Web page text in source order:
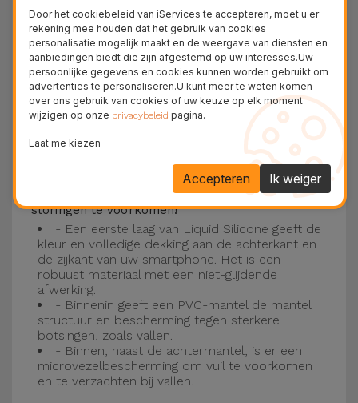
15, 14, 13, 12 onder meer en het nieuwste model
van de Apple, deiPhone 16eniPhone 17.
Drie-laagse bescherming met de
siliconen kappen
Onze iPhone siliconen hoesjes hebben een
robuuste, kwalitatieve constructie met een
drielaagse constructie om ongelukken en
storingen te voorkomen!
- Een eerste laag van Liquid Silicone geeft de
kleur en volledige dekking aan de achterkant en
de zijkant van uw smartphone. Het is een
robuust materiaal met een niet-glijdende
afwerking.
- Binnenin geeft een PVC-mantel de mantel
structuur en bescherming tegen sterkere
botsingen, zoals vallen.
- Binnen, naast de achtermantel, is er een
microvezelbescherming om vuil te voorkomen
en te verzachten bij vallen.
Door het cookiebeleid van iServices te accepteren, moet u er
rekening mee houden dat het gebruik van cookies
personalisatie mogelijk maakt en de weergave van diensten en
aanbiedingen biedt die zijn afgestemd op uw interesses.Uw
persoonlijke gegevens en cookies kunnen worden gebruikt om
advertenties te personaliseren.U kunt meer te weten komen
over ons gebruik van cookies of uw keuze op elk moment
wijzigen op onze privacybeleid pagina.
Laat me kiezen
Ik weiger
Accepteren